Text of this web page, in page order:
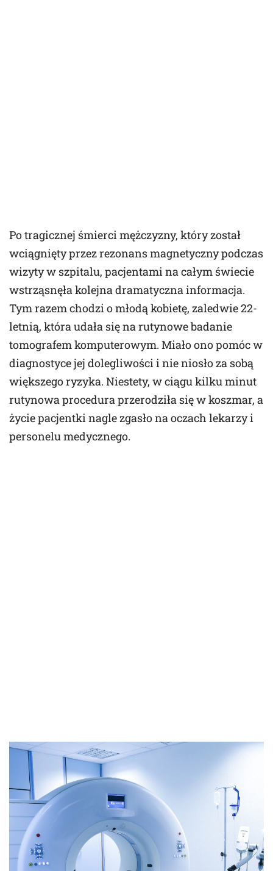
Po tragicznej śmierci mężczyzny, który został
wciągnięty przez rezonans magnetyczny podczas
wizyty w szpitalu, pacjentami na całym świecie
wstrząsnęła kolejna dramatyczna informacja.
Tym razem chodzi o młodą kobietę, zaledwie 22-
letnią, która udała się na rutynowe badanie
tomografem komputerowym. Miało ono pomóc w
diagnostyce jej dolegliwości i nie niosło za sobą
większego ryzyka. Niestety, w ciągu kilku minut
rutynowa procedura przerodziła się w koszmar, a
życie pacjentki nagle zgasło na oczach lekarzy i
personelu medycznego.